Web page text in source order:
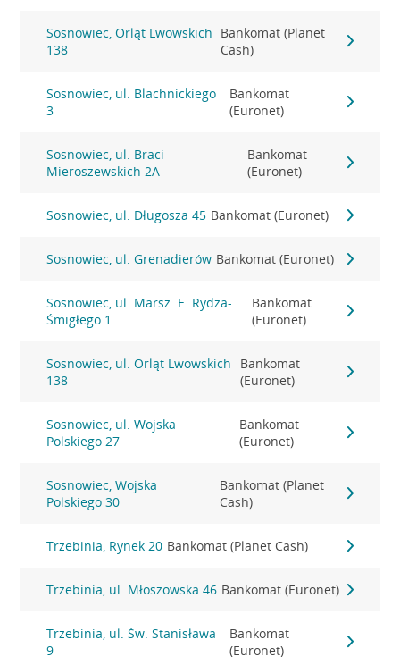
Sosnowiec, Orląt Lwowskich
138
Bankomat (Planet
Cash)
Sosnowiec, ul. Blachnickiego
3
Bankomat
(Euronet)
Sosnowiec, ul. Braci
Mieroszewskich 2A
Bankomat
(Euronet)
Sosnowiec, ul. Długosza 45 Bankomat (Euronet)
Sosnowiec, ul. Grenadierów Bankomat (Euronet)
Sosnowiec, ul. Marsz. E. Rydza-
Śmigłego 1
Bankomat
(Euronet)
Sosnowiec, ul. Orląt Lwowskich
138
Bankomat
(Euronet)
Sosnowiec, ul. Wojska
Polskiego 27
Bankomat
(Euronet)
Sosnowiec, Wojska
Polskiego 30
Bankomat (Planet
Cash)
Trzebinia, Rynek 20 Bankomat (Planet Cash)
Trzebinia, ul. Młoszowska 46 Bankomat (Euronet)
Trzebinia, ul. Św. Stanisława
9
Bankomat
(Euronet)